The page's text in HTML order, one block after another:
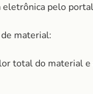
eletrônica pelo portal
material:
total do material